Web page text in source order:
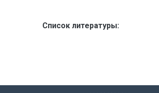
Список литературы: